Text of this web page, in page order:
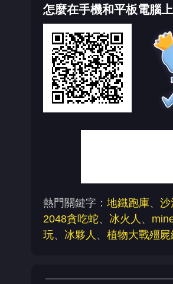
怎麼在手機和平板電腦
熱門關鍵字： 地鐵跑庫、 沙
2048貪吃蛇、 冰火人 、
玩、 冰夥人 、 植物大戰殭